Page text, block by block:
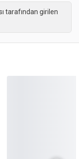
tarafından girilen